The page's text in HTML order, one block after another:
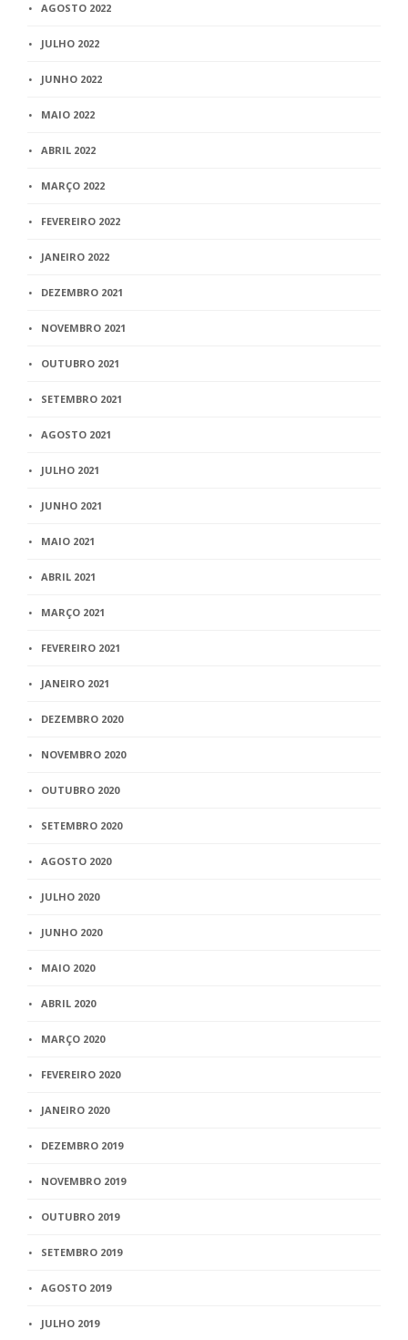
AGOSTO 2022
JULHO 2022
JUNHO 2022
MAIO 2022
ABRIL 2022
MARÇO 2022
FEVEREIRO 2022
JANEIRO 2022
DEZEMBRO 2021
NOVEMBRO 2021
OUTUBRO 2021
SETEMBRO 2021
AGOSTO 2021
JULHO 2021
JUNHO 2021
MAIO 2021
ABRIL 2021
MARÇO 2021
FEVEREIRO 2021
JANEIRO 2021
DEZEMBRO 2020
NOVEMBRO 2020
OUTUBRO 2020
SETEMBRO 2020
AGOSTO 2020
JULHO 2020
JUNHO 2020
MAIO 2020
ABRIL 2020
MARÇO 2020
FEVEREIRO 2020
JANEIRO 2020
DEZEMBRO 2019
NOVEMBRO 2019
OUTUBRO 2019
SETEMBRO 2019
AGOSTO 2019
JULHO 2019